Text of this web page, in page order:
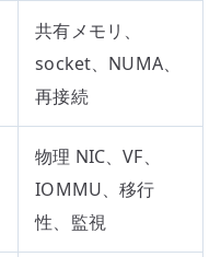
共有メモリ、
socket、NUMA、
再接続
物理 NIC、VF、
IOMMU、移行
性、監視